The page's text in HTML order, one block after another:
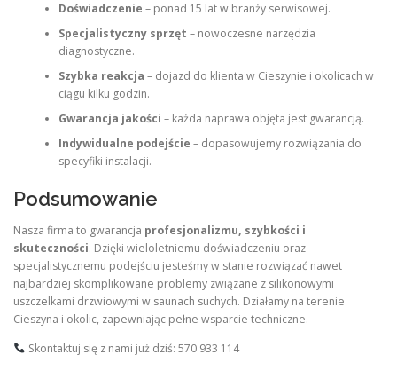
Doświadczenie – ponad 15 lat w branży serwisowej.
Specjalistyczny sprzęt – nowoczesne narzędzia
diagnostyczne.
Szybka reakcja – dojazd do klienta w Cieszynie i okolicach w
ciągu kilku godzin.
Gwarancja jakości – każda naprawa objęta jest gwarancją.
Indywidualne podejście – dopasowujemy rozwiązania do
specyfiki instalacji.
Podsumowanie
Nasza firma to gwarancja profesjonalizmu, szybkości i
skuteczności. Dzięki wieloletniemu doświadczeniu oraz
specjalistycznemu podejściu jesteśmy w stanie rozwiązać nawet
najbardziej skomplikowane problemy związane z silikonowymi
uszczelkami drzwiowymi w saunach suchych. Działamy na terenie
Cieszyna i okolic, zapewniając pełne wsparcie techniczne.
Skontaktuj się z nami już dziś: 570 933 114